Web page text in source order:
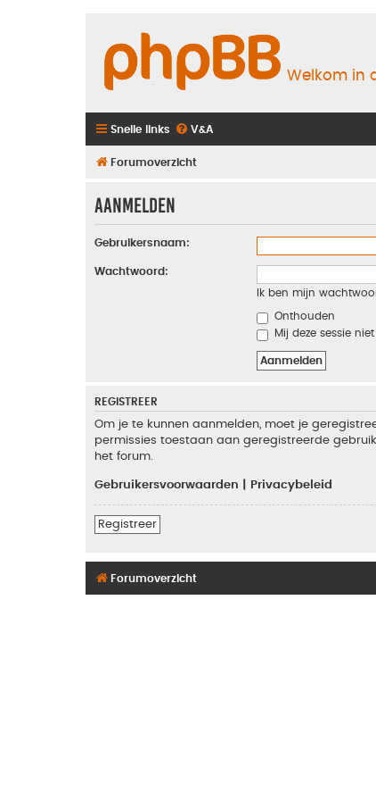
Welkom in
Snelle links V&A
Forumoverzicht
Aanmelden
Gebruikersnaam:
Wachtwoord:
Ik ben mijn
Onthouden
Mij deze sessie
REGISTREER
Om je te kunnen aanmelden, moet je
permissies toestaan aan geregistreerde
het forum.
Gebruikersvoorwaarden Privacybeleid
Registreer
Forumoverzicht